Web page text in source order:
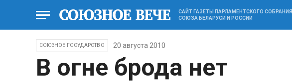
САЙТ ГАЗЕТЫ ПАРЛАМЕНТСКОГО СОБРАНИЯ
СОЮЗА БЕЛАРУСИ И РОССИИ
СОЮЗНОЕ ГОСУДАРСТВО 20 августа 2010
В огне брода нет